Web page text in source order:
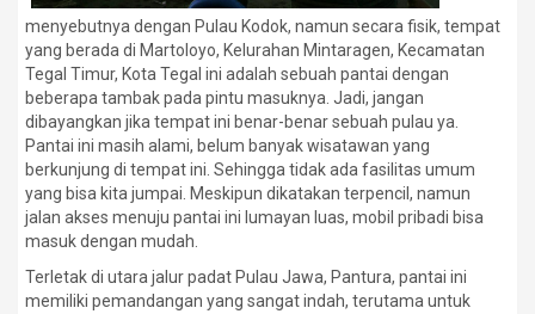
menyebutnya dengan Pulau Kodok, namun secara fisik, tempat
yang berada di Martoloyo, Kelurahan Mintaragen, Kecamatan
Tegal Timur, Kota Tegal ini adalah sebuah pantai dengan
beberapa tambak pada pintu masuknya. Jadi, jangan
dibayangkan jika tempat ini benar-benar sebuah pulau ya.
Pantai ini masih alami, belum banyak wisatawan yang
berkunjung di tempat ini. Sehingga tidak ada fasilitas umum
yang bisa kita jumpai. Meskipun dikatakan terpencil, namun
jalan akses menuju pantai ini lumayan luas, mobil pribadi bisa
masuk dengan mudah.
Terletak di utara jalur padat Pulau Jawa, Pantura, pantai ini
memiliki pemandangan yang sangat indah, terutama untuk